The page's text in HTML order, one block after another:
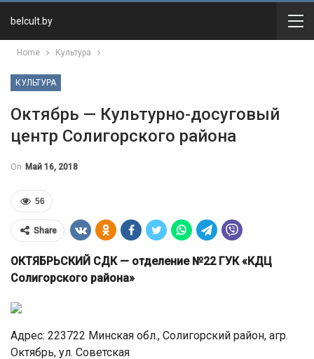
belcult.by
Home Культура
КУЛЬТУРА
Октябрь — Культурно-досуговый
центр Солигорского района
On Май 16, 2018
56
Share
ОКТЯБРЬСКИЙ СДК — отделение №22 ГУК «КДЦ
Солигорского района»
Адрес: 223722 Минская обл., Солигорский район, агр.
Октябрь, ул. Советская